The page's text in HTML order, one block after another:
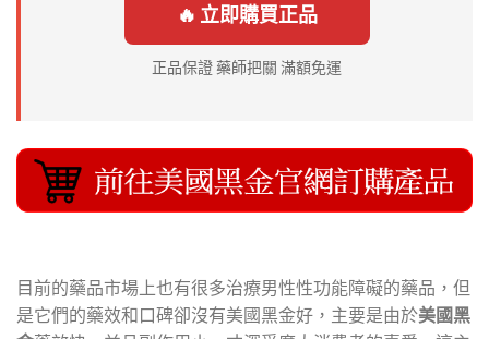
🔥 立即購買正品
正品保證 藥師把關 滿額免運
目前的藥品市場上也有很多治療男性性功能障礙的藥品，但
是它們的藥效和口碑卻沒有美國黑金好，主要是由於美國黑